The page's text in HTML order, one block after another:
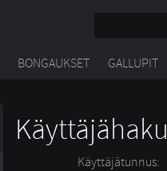
BONGAUKSET GALLUPIT
Käyttäjähaku
Käyttäjätunnus: